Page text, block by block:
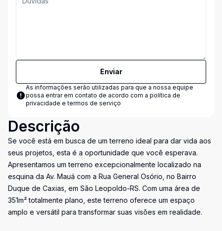
Enviar
As informações serão utilizadas para que a nossa equipe
possa entrar em contato de acordo com a política de
privacidade e termos de serviço
Descrição
Se você está em busca de um terreno ideal para dar vida aos
seus projetos, esta é a oportunidade que você esperava.
Apresentamos um terreno excepcionalmente localizado na
esquina da Av. Mauá com a Rua General Osório, no Bairro
Duque de Caxias, em São Leopoldo-RS. Com uma área de
351m² totalmente plano, este terreno oferece um espaço
amplo e versátil para transformar suas visões em realidade.